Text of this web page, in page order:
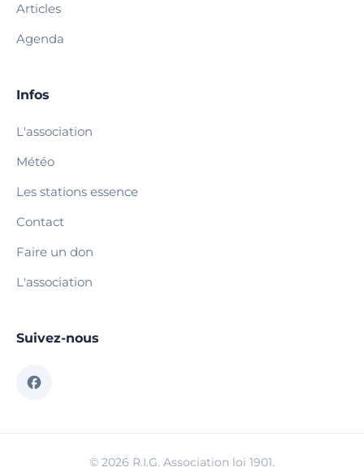
Articles
Agenda
Infos
L'association
Météo
Les stations essence
Contact
Faire un don
L'association
Suivez-nous
© 2026 R.I.G. Association loi 1901.